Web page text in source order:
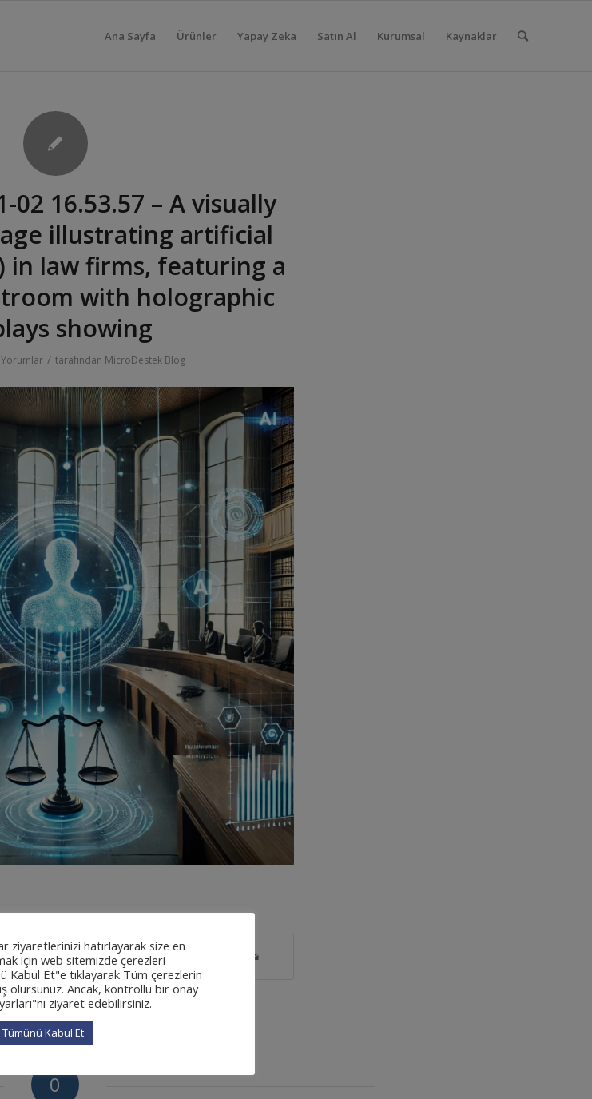
Ana Sayfa Ürünler Yapay Zeka Satın Al Kurumsal Kaynaklar
02 16.53.57 – A visually
illustrating artificial
in law firms, featuring a
with holographic
showing
/ tarafından MicroDestek Blog
0
ziyaretlerinizi hatırlayarak size en
için web sitemizde çerezleri
Kabul Et"e tıklayarak Tüm çerezlerin
olursunuz. Ancak, kontrollü bir onay
ziyaret edebilirsiniz.
Tümünü Kabul Et